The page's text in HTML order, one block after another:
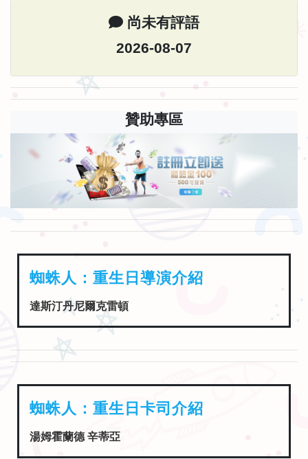
尚未有評語
2026-08-07
贊助專區
蜘蛛人：重生日導演介紹
達斯汀丹尼爾克雷頓
蜘蛛人：重生日卡司介紹
湯姆霍蘭德 辛蒂亞